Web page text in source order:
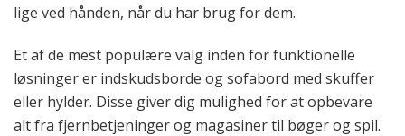
lige ved hånden, når du har brug for dem.
Et af de mest populære valg inden for funktionelle
løsninger er indskudsborde og sofabord med skuffer
eller hylder. Disse giver dig mulighed for at opbevare
alt fra fjernbetjeninger og magasiner til bøger og spil.